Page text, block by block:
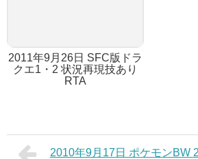
2011年9月26日 SFC版ドラ
クエ1・2 状況再現技あり
RTA
2010年9月17日 ポケモンBW